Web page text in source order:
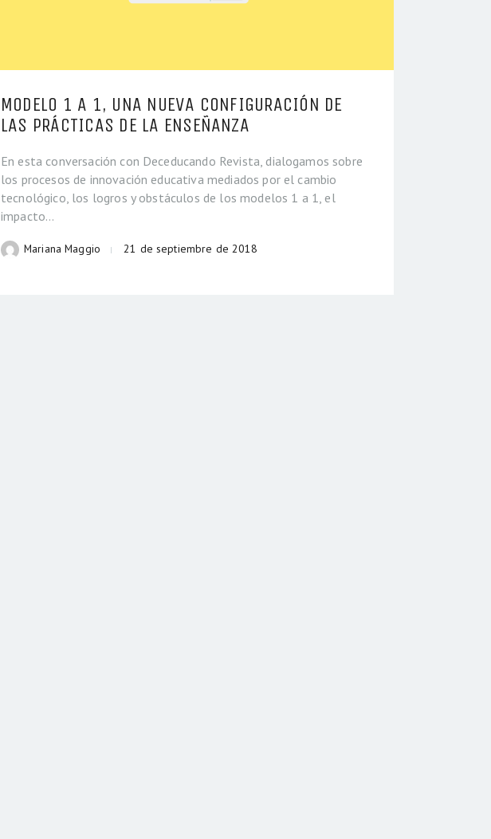
MODELO 1 A 1, UNA NUEVA CONFIGURACIÓN DE
LAS PRÁCTICAS DE LA ENSEÑANZA
En esta conversación con Deceducando Revista, dialogamos sobre
los procesos de innovación educativa mediados por el cambio
tecnológico, los logros y obstáculos de los modelos 1 a 1, el
impacto…
Mariana Maggio 21 de septiembre de 2018